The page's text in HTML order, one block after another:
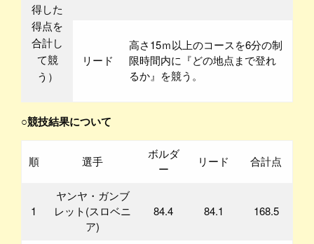
得した
得点を
合計し
て競
う）
リード
高さ15ｍ以上のコースを6分の制
限時間内に『どの地点まで登れ
るか』を競う。
○競技結果について
順 選手
ボルダ
ー
リード 合計点
1
ヤンヤ・ガンブ
レット(スロベニ
ア)
84.4 84.1 168.5